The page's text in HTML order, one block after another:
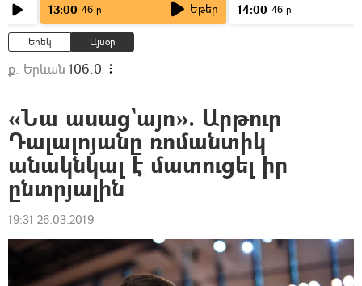
13:00 46 ր Եթեր 14:00 46 ր
Երեկ Այսօր
ք. Երևան 106.0
«Նա ասաց`այո». Արթուր
Դալալոյանը ռոմանտիկ
անակնկալ է մատուցել իր
ընտրյալին
19:31 26.03.2019